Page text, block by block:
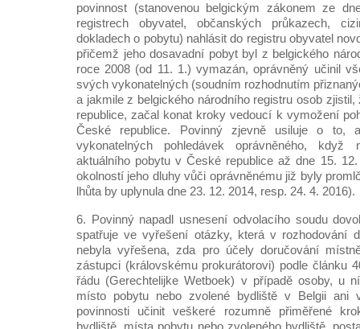
povinnost (stanovenou belgickým zákonem ze
registrech obyvatel, občanských průkazech,
dokladech o pobytu) nahlásit do registru obyvatel
přičemž jeho dosavadní pobyt byl z belgického
roce 2008 (od 11. 1.) vymazán, oprávněný učinil
svých vykonatelných (soudním rozhodnutím
a jakmile z belgického národního registru osob
republice, začal konat kroky vedoucí k vymožení
České republice. Povinný zjevně usiluje o to,
vykonatelných pohledávek oprávněného, když
aktuálního pobytu v České republice až dne 15.
okolností jeho dluhy vůči oprávněnému již byly
lhůta by uplynula dne 23. 12. 2014, resp. 24. 4. 2016).
6. Povinný napadl usnesení odvolacího soudu
spatřuje ve vyřešení otázky, která v rozhodování
nebyla vyřešena, zda pro účely doručování
zástupci (královskému prokurátorovi) podle článku
řádu (Gerechtelijke Wetboek) v případě osoby, u
místo pobytu nebo zvolené bydliště v Belgii ani
povinnosti učinit veškeré rozumně přiměřené
bydliště, místa pobytu nebo zvoleného bydliště,